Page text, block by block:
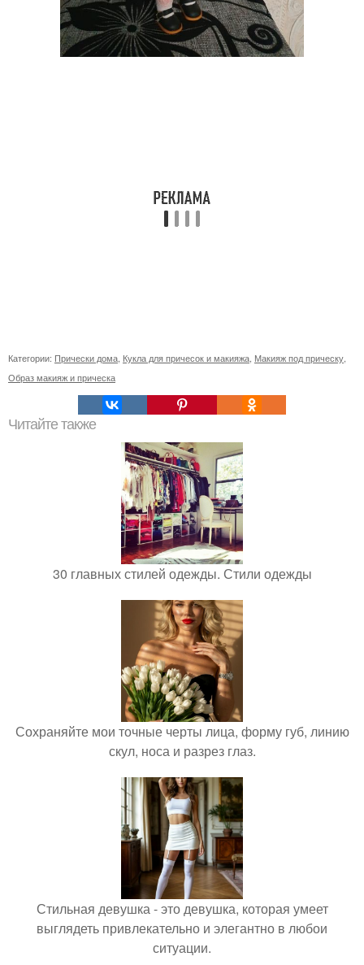
Категории: Прически дома, Кукла для причесок и макияжа, Макияж под прическу,
Образ макияж и прическа
Читайте также
30 главных стилей одежды. Стили одежды
Сохраняйте мои точные черты лица, форму губ, линию
скул, носа и разрез глаз.
Стильная девушка - это девушка, которая умеет
выглядеть привлекательно и элегантно в любои
ситуации.